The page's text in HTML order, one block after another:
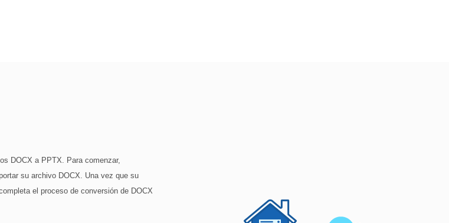
DOCX a PPTX. Para comenzar,
su archivo DOCX. Una vez que su
el proceso de conversión de DOCX